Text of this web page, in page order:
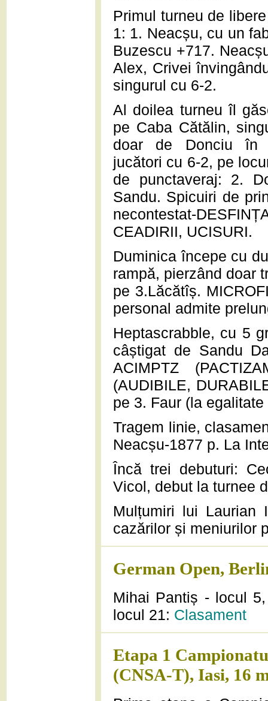
Primul turneu de
1: 1. Neacșu, cu un
Buzescu +717.
Alex, Crivei
singurul cu 6-2.
Al doilea turneu îl
pe Caba Cătălin,
doar de Donciu în
jucători cu 6-2, pe
de punctaveraj: 2.
Sandu. Spicuiri de
necontestat-
CEADIRII, UCISURI.
Duminica începe cu
rampă, pierzând doar
pe 3.Lăcătîș.
personal admite
Heptascrabble, cu 5
câștigat de Sandu
ACIMPTZ
(AUDIBILE,
pe 3. Faur (la
Tragem linie,
Neacșu-1877 p. La
Încă trei debuturi:
Vicol, debut la turnee
Mulțumiri lui Laurian
cazărilor și meniurilor
German Open,
Mihai Pantiș - locul
locul 21: Clasament
Etapa 1
(CNSA-T), Iasi, 16